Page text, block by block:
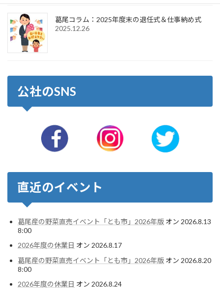
葛尾コラム：2025年度末の退任式＆仕事納め式
2025.12.26
公社のSNS
直近のイベント
葛尾産の野菜直売イベント「とも市」2026年版 オン 2026.8.13
8:00
2026年度の休業日 オン 2026.8.17
葛尾産の野菜直売イベント「とも市」2026年版 オン 2026.8.20
8:00
2026年度の休業日 オン 2026.8.24